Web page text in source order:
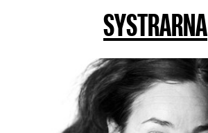
SYSTRARNA